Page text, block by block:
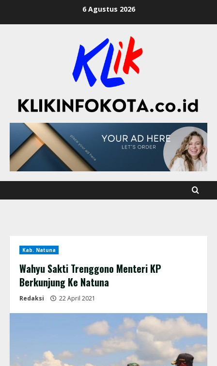
6 Agustus 2026
Kab. Natuna
Wahyu Sakti Trenggono Menteri KP
Berkunjung Ke Natuna
Redaksi 22 April 2021